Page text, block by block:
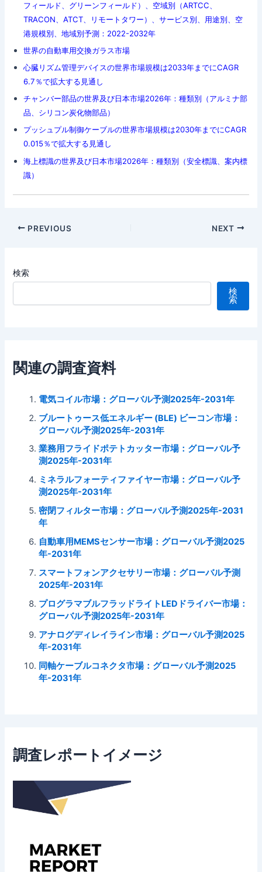
フィールド、グリーンフィールド）、空域別（ARTCC、
TRACON、ATCT、リモートタワー）、サービス別、用途別、空
港規模別、地域別予測：2022-2032年
世界の自動車用交換ガラス市場
心臓リズム管理デバイスの世界市場規模は2033年までにCAGR
6.7％で拡大する見通し
チャンバー部品の世界及び日本市場2026年：種類別（アルミナ部
品、シリコン炭化物部品）
プッシュプル制御ケーブルの世界市場規模は2030年までにCAGR
0.015％で拡大する見通し
海上標識の世界及び日本市場2026年：種類別（安全標識、案内標
識）
Post
PREVIOUS NEXT
検索
検
索
関連の調査資料
電気コイル市場：グローバル予測2025年-2031年
ブルートゥース低エネルギー (BLE) ビーコン市場：
グローバル予測2025年-2031年
業務用フライドポテトカッター市場：グローバル予
測2025年-2031年
ミネラルフォーティファイヤー市場：グローバル予
測2025年-2031年
密閉フィルター市場：グローバル予測2025年-2031
年
自動車用MEMSセンサー市場：グローバル予測2025
年-2031年
スマートフォンアクセサリー市場：グローバル予測
2025年-2031年
プログラマブルフラッドライトLEDドライバー市場：
グローバル予測2025年-2031年
アナログディレイライン市場：グローバル予測2025
年-2031年
同軸ケーブルコネクタ市場：グローバル予測2025
年-2031年
調査レポートイメージ